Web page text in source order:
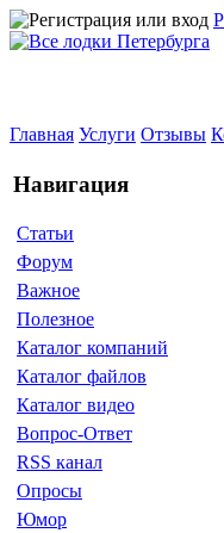
Главная Услуги Отзывы
Навигация
Статьи
Форум
Важное
Полезное
Каталог компаний
Каталог файлов
Каталог видео
Вопрос-Ответ
RSS канал
Опросы
Юмор